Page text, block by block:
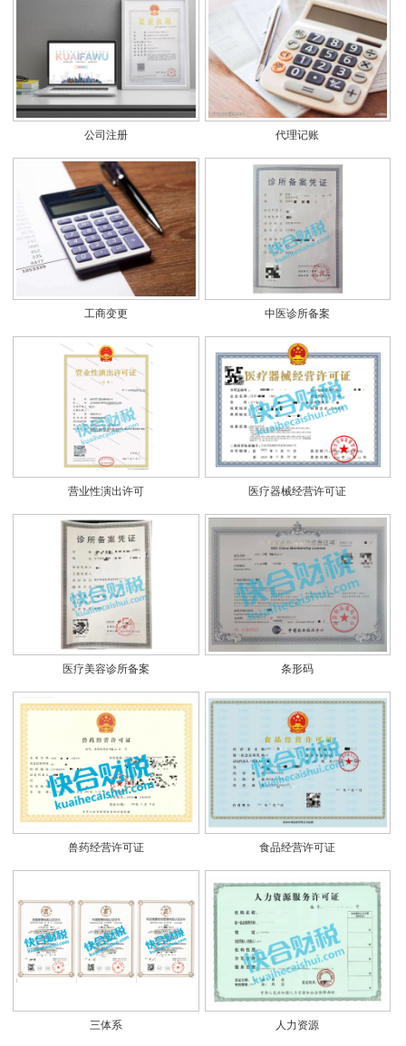
公司注册 代理记账
工商变更 中医诊所备案
营业性演出许可 医疗器械经营许可证
医疗美容诊所备案 条形码
兽药经营许可证 食品经营许可证
三体系 人力资源